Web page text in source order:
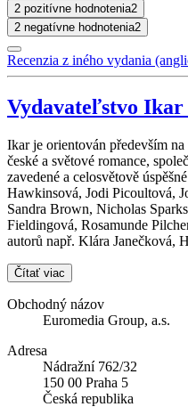
2 pozitívne hodnotenia2
2 negatívne hodnotenia2
Recenzia z iného vydania
Vydavateľstvo Ikar
Ikar je orientován především
české a světové romance,
zavedené a celosvětově
Hawkinsová, Jodi Picoultová,
Sandra Brown, Nicholas
Fieldingová, Rosamunde
autorů např. Klára Janečková,
Čítať viac
Obchodný názov
Euromedia Group, a.s.
Adresa
Nádražní 762/32
150 00 Praha 5
Česká republika